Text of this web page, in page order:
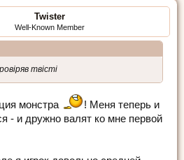
Twister
Well-Known Member
твісті
монстра
! Меня теперь и
- и дружно валят ко мне первой